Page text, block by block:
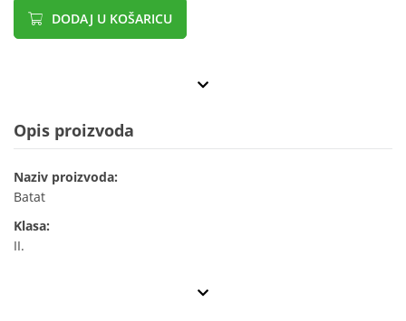
DODAJ U KOŠARICU
Opis proizvoda
Naziv proizvoda:
Batat
Klasa:
II.